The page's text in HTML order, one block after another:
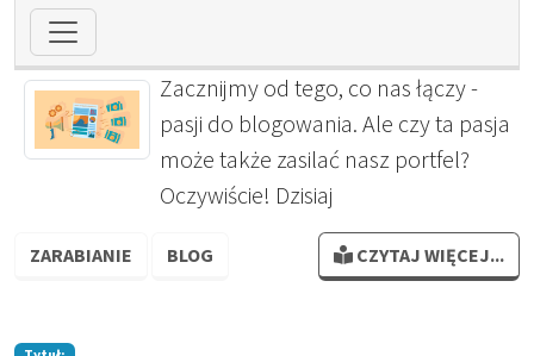
Zacznijmy od tego, co nas łączy -
pasji do blogowania. Ale czy ta pasja
może także zasilać nasz portfel?
Oczywiście! Dzisiaj
ZARABIANIE BLOG CZYTAJ WIĘCEJ...